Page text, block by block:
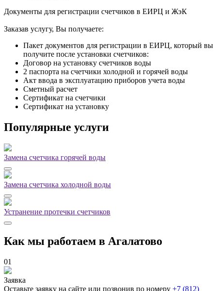
Документы для регистрации счетчиков в ЕИРЦ и ЖэК
Заказав услугу, Вы получаете:
Пакет документов для регистрации в ЕИРЦ, который вы
получите после установки счетчиков:
Договор на установку счетчиков воды
2 паспорта на счетчики холодной и горячей воды
Акт ввода в эксплуатацию приборов учета воды
Сметный расчет
Сертификат на счетчики
Сертификат на установку
Популярные услуги
Замена счетчика горячей воды
Замена счетчика холодной воды
Устранение протечки счетчиков
Как мы работаем в Агалатово
01
Заявка
Оставьте заявку на сайте или позвонив по номеру +7 (812)